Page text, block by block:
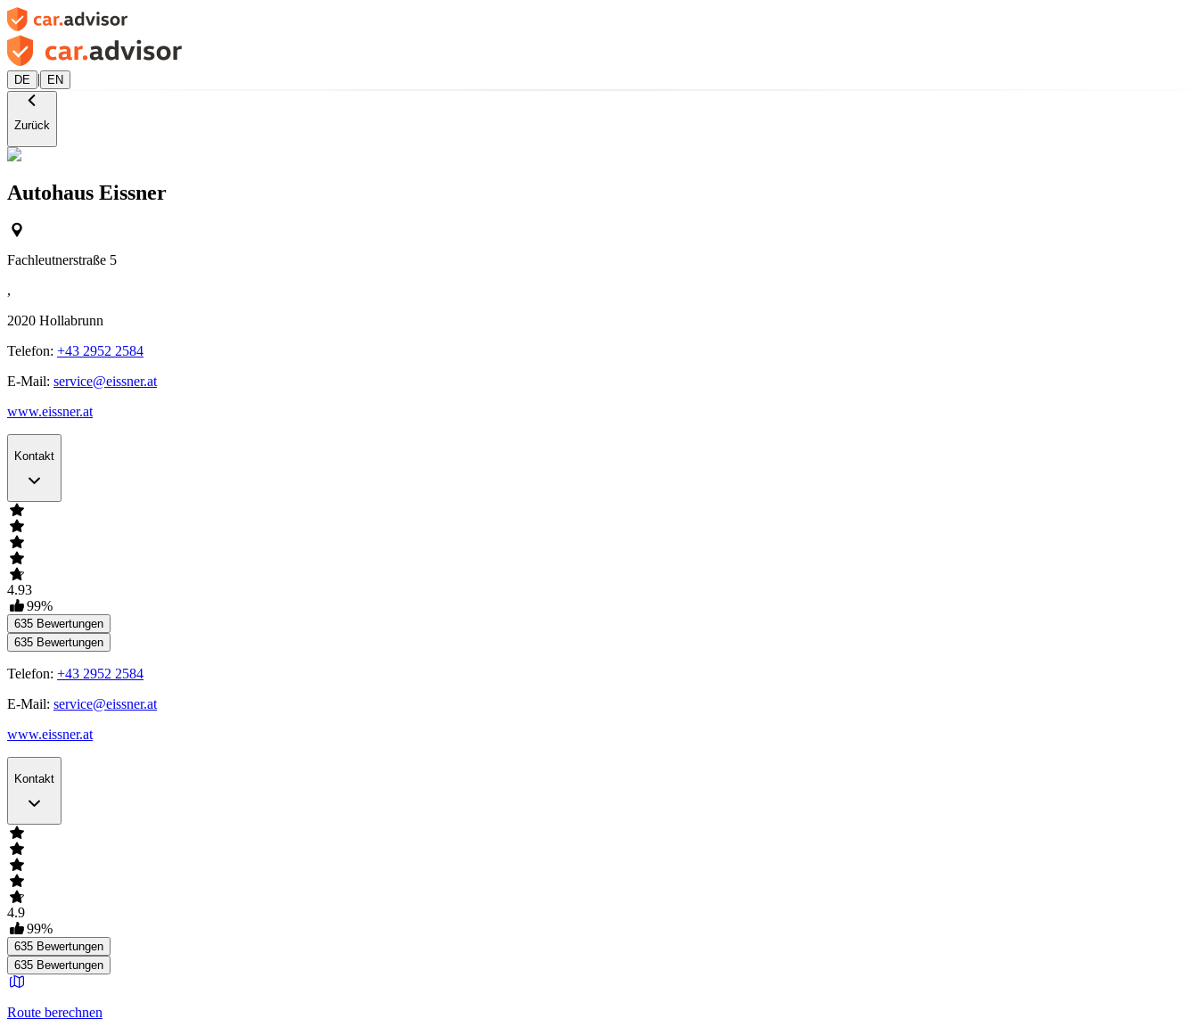
DE | EN
Zurück
Autohaus Eissner
Fachleutnerstraße 5
,
2020 Hollabrunn
Telefon: +43 2952 2584
E-Mail: service@eissner.at
www.eissner.at
Kontakt
4.93
99%
635 Bewertungen
635 Bewertungen
Telefon: +43 2952 2584
E-Mail: service@eissner.at
www.eissner.at
Kontakt
4.9
99%
635 Bewertungen
635 Bewertungen
Route berechnen